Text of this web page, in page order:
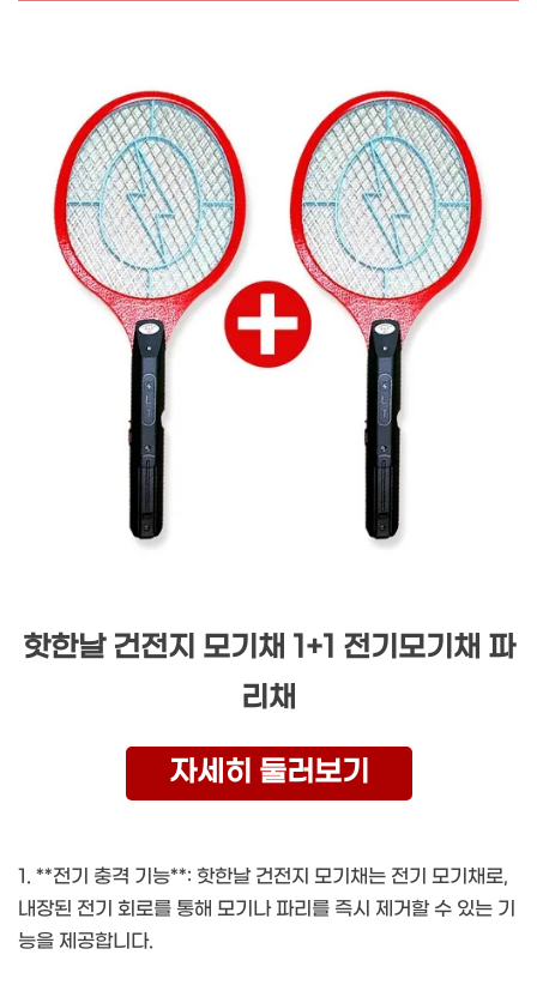
핫한날 건전지 모기채 1+1 전기모기채 파
리채
자세히 둘러보기
1. **전기 충격 기능**: 핫한날 건전지 모기채는 전기 모기채로,
내장된 전기 회로를 통해 모기나 파리를 즉시 제거할 수 있는 기
능을 제공합니다.